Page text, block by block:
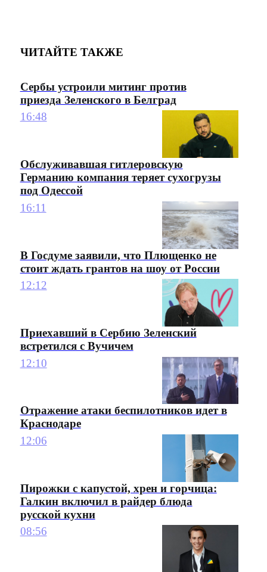
ЧИТАЙТЕ ТАКЖЕ
Сербы устроили митинг против
приезда Зеленского в Белград
16:48
Обслуживавшая гитлеровскую
Германию компания теряет сухогрузы
под Одессой
16:11
В Госдуме заявили, что Плющенко не
стоит ждать грантов на шоу от России
12:12
Приехавший в Сербию Зеленский
встретился с Вучичем
12:10
Отражение атаки беспилотников идет в
Краснодаре
12:06
Пирожки с капустой, хрен и горчица:
Галкин включил в райдер блюда
русской кухни
08:56